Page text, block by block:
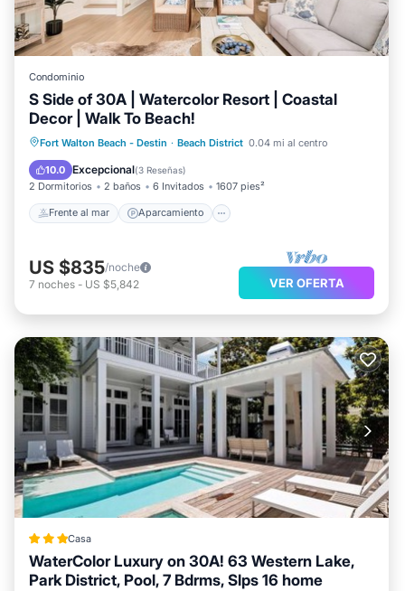
Condominio
S Side of 30A | Watercolor Resort | Coastal
Decor | Walk To Beach!
Fort Walton Beach - Destin · Beach District 0.04 mi al centro
10.0 Excepcional(3 Reseñas)
2 Dormitorios 2 baños 6 Invitados 1607 pies²
Frente al mar Aparcamiento
Frente al mar Aparcamiento
Piscina
Vista al mar
US $835/noche
7 noches - US $5,842 VER OFERTA
Casa
WaterColor Luxury on 30A! 63 Western Lake,
Park District, Pool, 7 Bdrms, Slps 16 home
Aparcamiento
Piscina